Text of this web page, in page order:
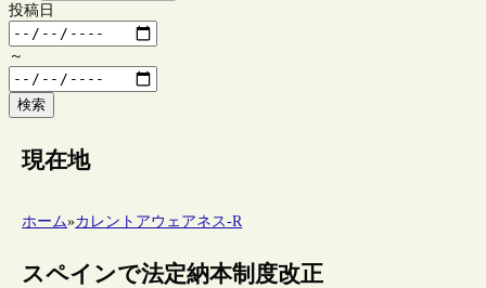
投稿日
～
検索
現在地
ホーム»カレントアウェアネス-R
スペインで法定納本制度改正